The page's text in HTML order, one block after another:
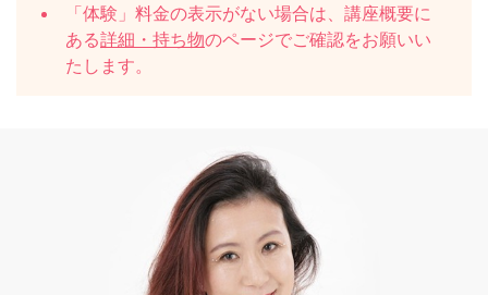
「体験」料金の表示がない場合は、講座概要に
ある詳細・持ち物のページでご確認をお願いい
たします。